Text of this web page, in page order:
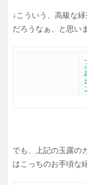
↓こういう、高級な
だろうなぁ、と思い
でも、上記の玉露の
はこっちのお手頃な